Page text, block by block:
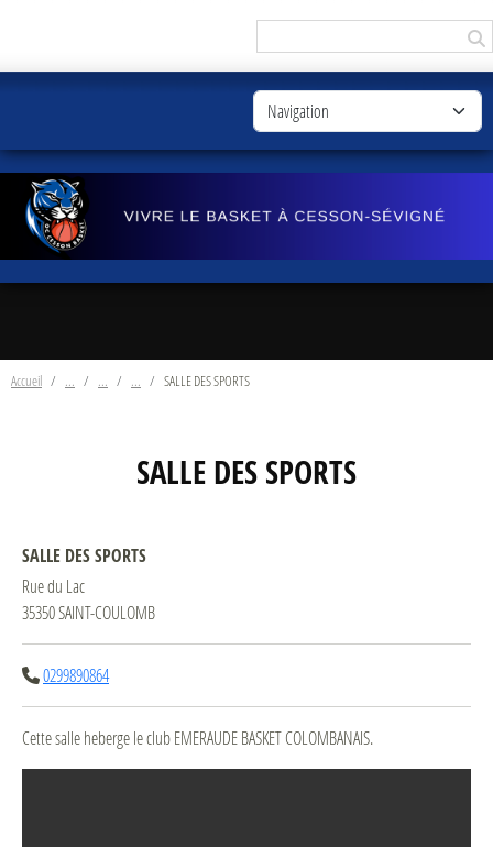
Accueil SALLE DES SPORTS
SALLE DES SPORTS
SALLE DES SPORTS
Rue du Lac
35350 SAINT-COULOMB
0299890864
Cette salle heberge le club EMERAUDE BASKET COLOMBANAIS.